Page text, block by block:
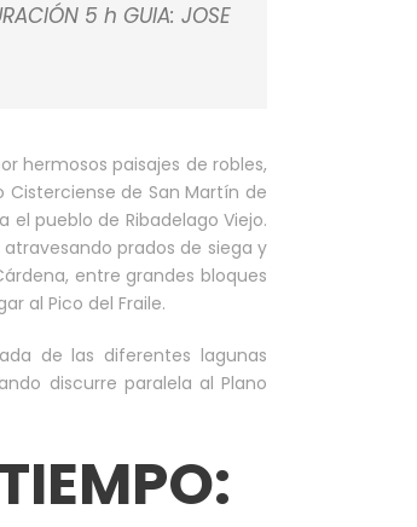
5 h GUIA: JOSE
hermosos paisajes de robles,
de San Martín de
pueblo de Ribadelago Viejo.
prados de siega y
entre grandes bloques
al Pico del Fraile.
de las diferentes lagunas
discurre paralela al Plano